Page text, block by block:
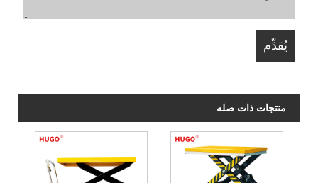
منتجات ذات صله